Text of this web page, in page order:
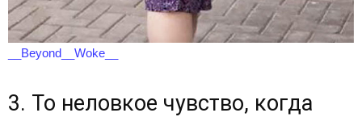
__Beyond__Woke__
3. То неловкое чувство, когда